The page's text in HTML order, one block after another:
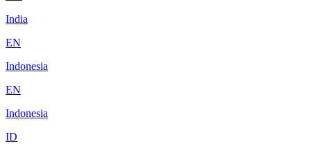
India
EN
Indonesia
EN
Indonesia
ID